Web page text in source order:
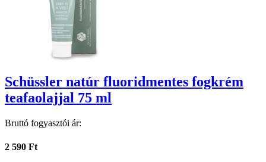
Schüssler natúr fluoridmentes fogkrém
teafaolajjal 75 ml
Bruttó fogyasztói ár:
2 590 Ft